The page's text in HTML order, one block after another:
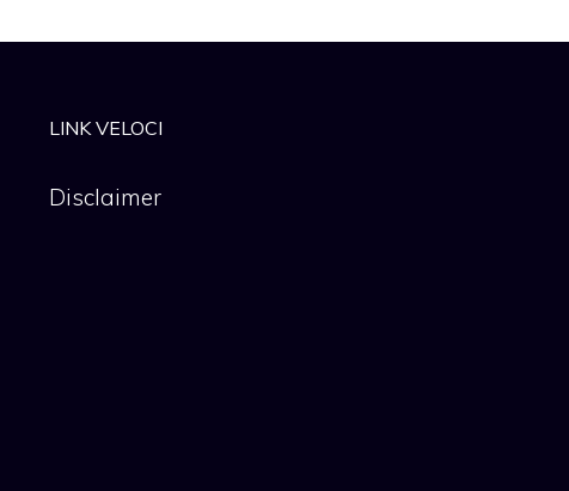
LINK VELOCI
Disclaimer